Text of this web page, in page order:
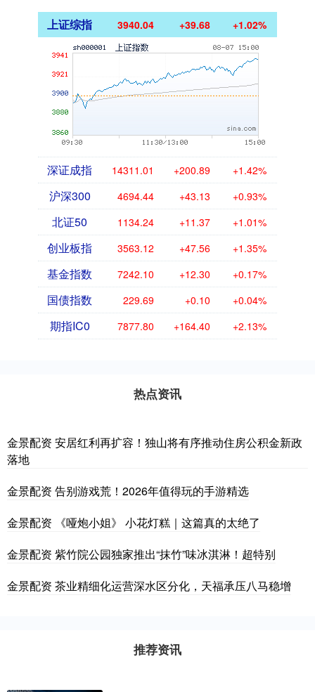
上证综指 3940.04 +39.68 +1.02%
深证成指 14311.01 +200.89 +1.42%
沪深300 4694.44 +43.13 +0.93%
北证50 1134.24 +11.37 +1.01%
创业板指 3563.12 +47.56 +1.35%
基金指数 7242.10 +12.30 +0.17%
国债指数 229.69 +0.10 +0.04%
期指IC0 7877.80 +164.40 +2.13%
热点资讯
金景配资 安居红利再扩容！独山将有序推动住房公积金新政
落地
金景配资 告别游戏荒！2026年值得玩的手游精选
金景配资 《哑炮小姐》 小花灯糕｜这篇真的太绝了
金景配资 紫竹院公园独家推出“抹竹”味冰淇淋！超特别
金景配资 茶业精细化运营深水区分化，天福承压八马稳增
推荐资讯